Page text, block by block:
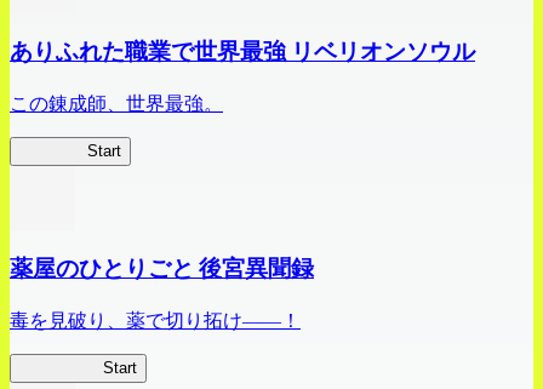
ありふれた職業で世界最強 リベリオンソウル
この錬成師、世界最強。
Start
薬屋のひとりごと 後宮異聞録
毒を見破り、薬で切り拓け――！
Start